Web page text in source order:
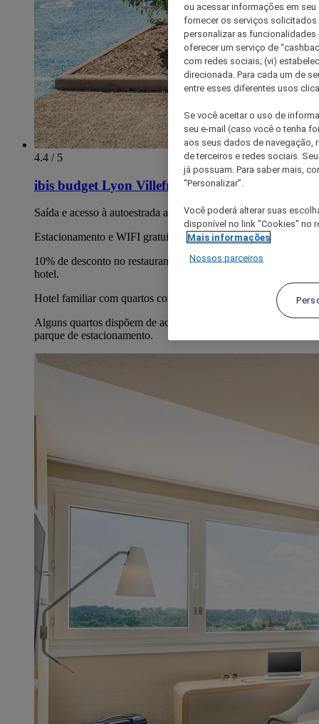
4.4 / 5
ibis budget Lyon Villefranche sur Saône
Saída e acesso à autoestrada a 180 metros de distância.
Estacionamento e WIFI gratuitos.
10% de desconto no restaurante Courtepaille, em frente ao
hotel.
Hotel familiar com quartos comunicantes.
Alguns quartos dispõem de acesso direto ao jardim ou ao
parque de estacionamento.
ou acessar informações em
fornecer os serviços solicitados
personalizar as
oferecer um serviço de
com redes sociais; (vi)
direcionada. Para cada um de
entre esses diferentes usos
Se você aceitar o uso de
seu e-mail (caso você o tenha
aos seus dados de navegação,
de terceiros e redes sociais.
já possuam. Para saber mais,
“Personalizar”.
Você poderá alterar suas
disponível no link "Cookies" no
Mais informações
Nossos parceiros